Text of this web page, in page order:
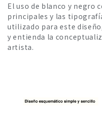
El uso de blanco y negro
principales y las
utilizado para este
y entienda la
artista.